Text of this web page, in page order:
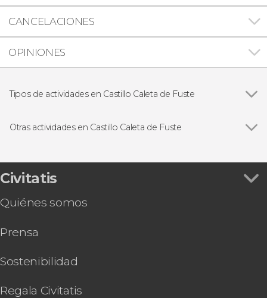
CANCELACIONES
OPINIONES
Tipos de actividades en Castillo Caleta de Fuste
Otras actividades en Castillo Caleta de Fuste
Excursión en catamarán desde Caleta de Fuste
Ferry a la isla de Lobos desde Caleta de Fuste
Paseo en barco por la costa de Tuineje
Tour en buggy por Caleta de Fuste
Curso de surf en Fuerteventura
Civitatis
Quiénes somos
Prensa
Sostenibilidad
Regala Civitatis